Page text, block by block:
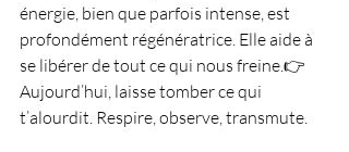
énergie, bien que parfois intense, est
profondément régénératrice. Elle aide à
se libérer de tout ce qui nous freine.👉
Aujourd’hui, laisse tomber ce qui
t’alourdit. Respire, observe, transmute.